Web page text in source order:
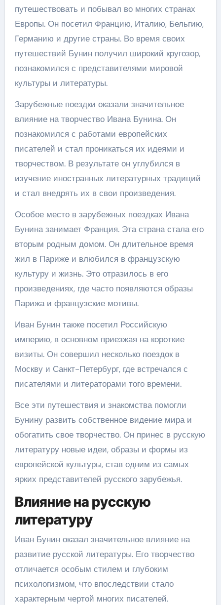
путешествовать и побывал во многих странах
Европы. Он посетил Францию, Италию, Бельгию,
Германию и другие страны. Во время своих
путешествий Бунин получил широкий кругозор,
познакомился с представителями мировой
культуры и литературы.
Зарубежные поездки оказали значительное
влияние на творчество Ивана Бунина. Он
познакомился с работами европейских
писателей и стал проникаться их идеями и
творчеством. В результате он углубился в
изучение иностранных литературных традиций
и стал внедрять их в свои произведения.
Особое место в зарубежных поездках Ивана
Бунина занимает Франция. Эта страна стала его
вторым родным домом. Он длительное время
жил в Париже и влюбился в французскую
культуру и жизнь. Это отразилось в его
произведениях, где часто появляются образы
Парижа и французские мотивы.
Иван Бунин также посетил Российскую
империю, в основном приезжая на короткие
визиты. Он совершил несколько поездок в
Москву и Санкт-Петербург, где встречался с
писателями и литераторами того времени.
Все эти путешествия и знакомства помогли
Бунину развить собственное видение мира и
обогатить свое творчество. Он принес в русскую
литературу новые идеи, образы и формы из
европейской культуры, став одним из самых
ярких представителей русского зарубежья.
Влияние на русскую
литературу
Иван Бунин оказал значительное влияние на
развитие русской литературы. Его творчество
отличается особым стилем и глубоким
психологизмом, что впоследствии стало
характерным чертой многих писателей.